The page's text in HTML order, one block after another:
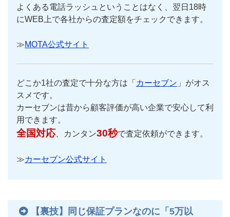
よくある電話ラッシュということはなく、翌日18時
にWEB上で各社からの査定額をチェックできます。
≫MOTA公式サイト
どこか1社の査定で十分な方は「 カーセブン 」がオス
スメです。
カーセブンは昔から顧客評価が高い企業で安心して利
用できます。
全国対応、カンタン30秒で査定依頼ができます。
≫カーセブン公式サイト
【裏技】同じ保証プランなのに「5万以